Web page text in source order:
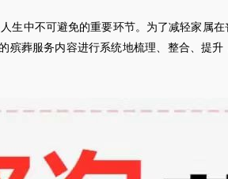
生中不可避免的重要环节。为了减轻家属
殡葬服务内容进行系统地梳理、整合、提